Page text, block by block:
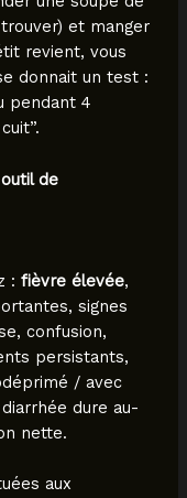
et manger
revient, vous
donnait un test :
pendant 4
outil de
: fièvre élevée,
signes
confusion,
persistants,
/ avec
dure au-
nette.
aux